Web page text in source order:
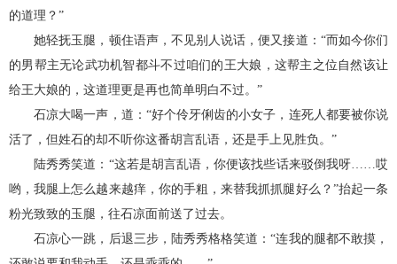
的道理？”
她轻抚玉腿，顿住语声，不见别人说话，便又接道：“而如今你们
的男帮主无论武功机智都斗不过咱们的王大娘，这帮主之位自然该让
给王大娘的，这道理更是再也简单明白不过。”
石凉大喝一声，道：“好个伶牙俐齿的小女子，连死人都要被你说
活了，但姓石的却不听你这番胡言乱语，还是手上见胜负。”
陆秀秀笑道：“这若是胡言乱语，你便该找些话来驳倒我呀……哎
哟，我腿上怎么越来越痒，你的手粗，来替我抓抓腿好么？”抬起一条
粉光致致的玉腿，往石凉面前送了过去。
石凉心一跳，后退三步，陆秀秀格格笑道：“连我的腿都不敢摸，